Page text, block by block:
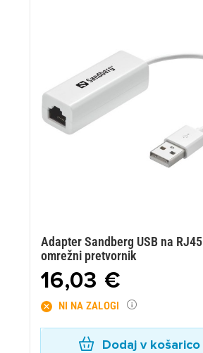
Adapter Sandberg USB na RJ45
omrežni pretvornik
16,03 €
NI NA ZALOGI
Dodaj v košarico